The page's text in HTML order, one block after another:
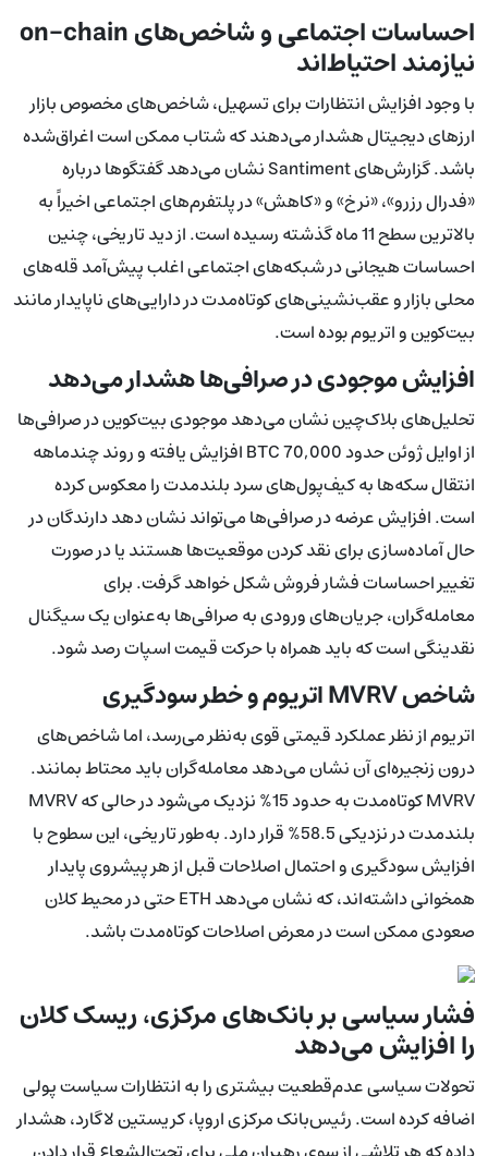
احساسات اجتماعی و شاخص‌های on-chain
نیازمند احتیاط‌اند
با وجود افزایش انتظارات برای تسهیل، شاخص‌های مخصوص بازار
ارزهای دیجیتال هشدار می‌دهند که شتاب ممکن است اغراق‌شده
باشد. گزارش‌های Santiment نشان می‌دهد گفتگوها درباره
«فدرال رزرو»، «نرخ» و «کاهش» در پلتفرم‌های اجتماعی اخیراً به
بالاترین سطح 11 ماه گذشته رسیده است. از دید تاریخی، چنین
احساسات هیجانی در شبکه‌های اجتماعی اغلب پیش‌آمد قله‌های
محلی بازار و عقب‌نشینی‌های کوتاه‌مدت در دارایی‌های ناپایدار مانند
بیت‌کوین و اتریوم بوده است.
افزایش موجودی در صرافی‌ها هشدار می‌دهد
تحلیل‌های بلاک‌چین نشان می‌دهد موجودی بیت‌کوین در صرافی‌ها
از اوایل ژوئن حدود 70,000 BTC افزایش یافته و روند چندماهه
انتقال سکه‌ها به کیف‌پول‌های سرد بلندمدت را معکوس کرده
است. افزایش عرضه در صرافی‌ها می‌تواند نشان دهد دارندگان در
حال آماده‌سازی برای نقد کردن موقعیت‌ها هستند یا در صورت
تغییر احساسات فشار فروش شکل خواهد گرفت. برای
معامله‌گران، جریان‌های ورودی به صرافی‌ها به‌عنوان یک سیگنال
نقدینگی است که باید همراه با حرکت قیمت اسپات رصد شود.
شاخص MVRV اتریوم و خطر سودگیری
اتریوم از نظر عملکرد قیمتی قوی به‌نظر می‌رسد، اما شاخص‌های
درون زنجیره‌ای آن نشان می‌دهد معامله‌گران باید محتاط بمانند.
MVRV کوتاه‌مدت به حدود 15% نزدیک می‌شود در حالی که MVRV
بلندمدت در نزدیکی 58.5% قرار دارد. به‌طور تاریخی، این سطوح با
افزایش سودگیری و احتمال اصلاحات قبل از هر پیشروی پایدار
همخوانی داشته‌اند، که نشان می‌دهد ETH حتی در محیط کلان
صعودی ممکن است در معرض اصلاحات کوتاه‌مدت باشد.
فشار سیاسی بر بانک‌های مرکزی، ریسک کلان
را افزایش می‌دهد
تحولات سیاسی عدم‌قطعیت بیشتری را به انتظارات سیاست پولی
اضافه کرده است. رئیس‌بانک مرکزی اروپا، کریستین لاگارد، هشدار